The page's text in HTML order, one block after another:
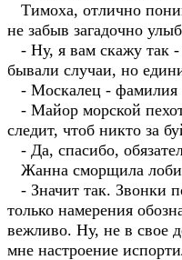
Тимоха, отлично
не забыв загадочно
- Ну, я вам скажу так -
бывали случаи, но
- Москалец - фамилия
- Майор морской
следит, чтоб никто за
- Да, спасибо,
Жанна сморщила
- Значит так. Звонки
только намерения
вежливо. Ну, не в свое
мне настроение